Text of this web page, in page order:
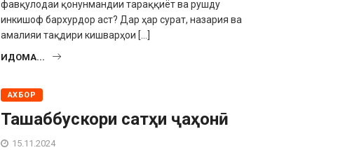
фавқулодаи қонунмандии тараққиёт ва рушду
инки­шоф бархурдор аст? Дар ҳар сурат, назария ва
амалияи тақдири кишварҳои […]
ИДОМА...
АХБОР
Ташаббускори сатҳи ҷаҳонӣ
15.11.2024